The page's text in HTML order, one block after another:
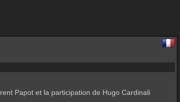
Papot et la participation de Hugo Cardinali